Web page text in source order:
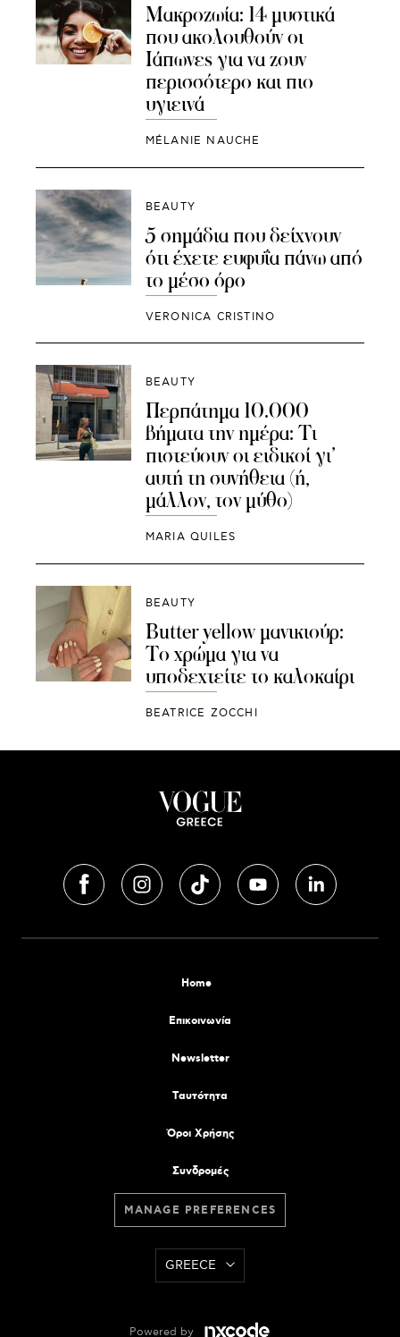
Μακροζωία: 14 μυστικά
που ακολουθούν οι
Ιάπωνες για να ζουν
περισσότερο και πιο
υγιεινά
MÉLANIE NAUCHE
BEAUTY
5 σημάδια που δείχνουν
ότι έχετε ευφυΐα πάνω από
το μέσο όρο
VERONICA CRISTINO
BEAUTY
Περπάτημα 10.000
βήματα την ημέρα: Τι
πιστεύουν οι ειδικοί γι’
αυτή τη συνήθεια (ή,
μάλλον, τον μύθο)
MARIA QUILES
BEAUTY
Butter yellow μανικιούρ:
Το χρώμα για να
υποδεχτείτε το καλοκαίρι
BEATRICE ZOCCHI
Home
Επικοινωνία
Newsletter
Tαυτότητα
Όροι Χρήσης
Συνδρομές
MANAGE PREFERENCES
GREECE
Powered by